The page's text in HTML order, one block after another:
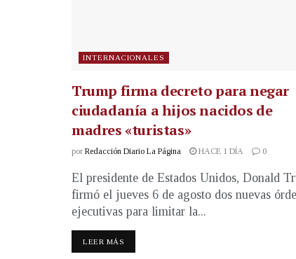
INTERNACIONALES
Trump firma decreto para negar
ciudadanía a hijos nacidos de
madres «turistas»
por Redacción Diario La Página HACE 1 DÍA 0
El presidente de Estados Unidos, Donald
firmó el jueves 6 de agosto dos nuevas
ejecutivas para limitar la...
LEER MÁS